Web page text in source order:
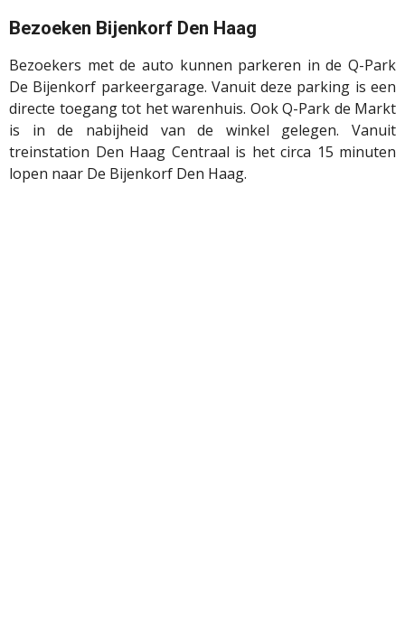
Bezoeken Bijenkorf Den Haag
Bezoekers met de auto kunnen parkeren in de Q-Park
De Bijenkorf parkeergarage. Vanuit deze parking is een
directe toegang tot het warenhuis. Ook Q-Park de Markt
is in de nabijheid van de winkel gelegen. Vanuit
treinstation Den Haag Centraal is het circa 15 minuten
lopen naar De Bijenkorf Den Haag.